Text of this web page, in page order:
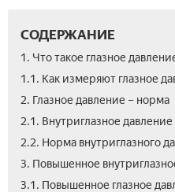
СОДЕРЖАНИЕ
1. Что такое глазное
1.1. Как измеряют глазное
2. Глазное давление – норма
2.1. Внутриглазное
2.2. Норма внутриглазного
3. Повышенное
3.1. Повышенное глазное